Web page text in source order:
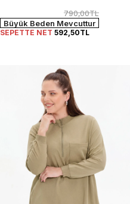
790,00TL
Büyük Beden Mevcuttur
SEPETTE NET 592,50TL